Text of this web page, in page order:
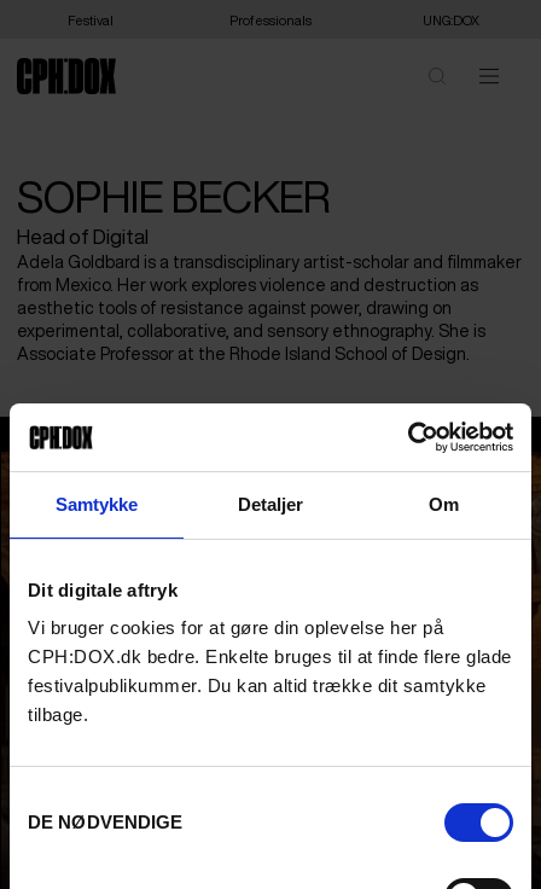
Samtykke Detaljer Om
Dit digitale aftryk
Vi bruger cookies for at gøre din oplevelse her på
CPH:DOX.dk bedre. Enkelte bruges til at finde flere glade
festivalpublikummer. Du kan altid trække dit samtykke
tilbage.
DE NØDVENDIGE
Festival Professionals UNG:DOX
SOPHIE BECKER
Head of Digital
Adela Goldbard is a transdisciplinary artist-scholar and filmmaker
from Mexico. Her work explores violence and destruction as
aesthetic tools of resistance against power, drawing on
experimental, collaborative, and sensory ethnography. She is
Associate Professor at the Rhode Island School of Design.
Sophie Becker